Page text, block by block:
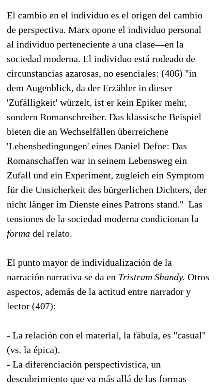
El cambio en el individuo es el origen del cambio
de perspectiva. Marx opone el individuo personal
al individuo perteneciente a una clase—en la
sociedad moderna. El individuo está rodeado de
circunstancias azarosas, no esenciales: (406) "in
dem Augenblick, da der Erzähler in dieser
'Zufälligkeit' würzelt, ist er kein Epiker mehr,
sondern Romanschreiber. Das klassische Beispiel
bieten die an Wechselfällen überreichene
'Lebensbedingungen' eines Daniel Defoe: Das
Romanschaffen war in seinem Lebensweg ein
Zufall und ein Experiment, zugleich ein Symptom
für die Unsicherkeit des bürgerlichen Dichters, der
nicht länger im Dienste eines Patrons stand." Las
tensiones de la sociedad moderna condicionan la
forma del relato.
El punto mayor de individualización de la
narración narrativa se da en Tristram Shandy. Otros
aspectos, además de la actitud entre narrador y
lector (407):
- La relación con el material, la fábula, es "casual"
(vs. la épica).
- La diferenciación perspectivística, un
descubrimiento que va más allá de las formas